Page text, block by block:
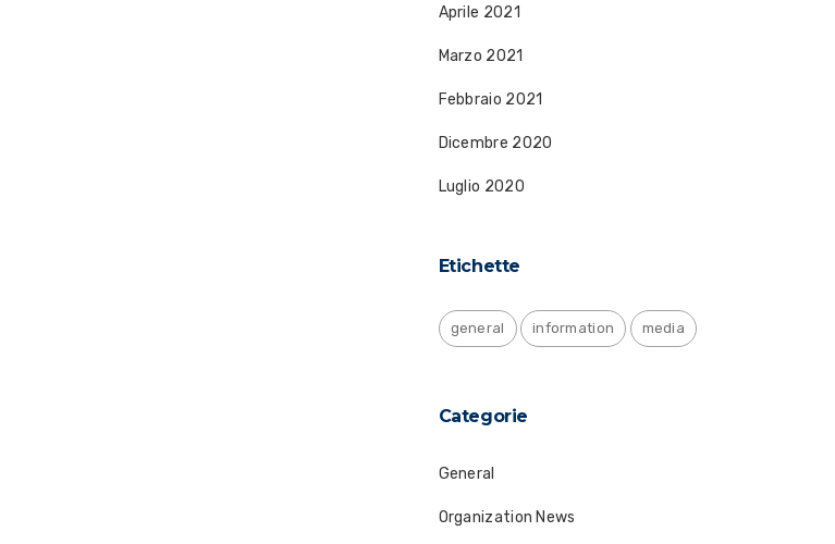
Aprile 2021
Marzo 2021
Febbraio 2021
Dicembre 2020
Luglio 2020
Etichette
general information media
Categorie
General
Organization News